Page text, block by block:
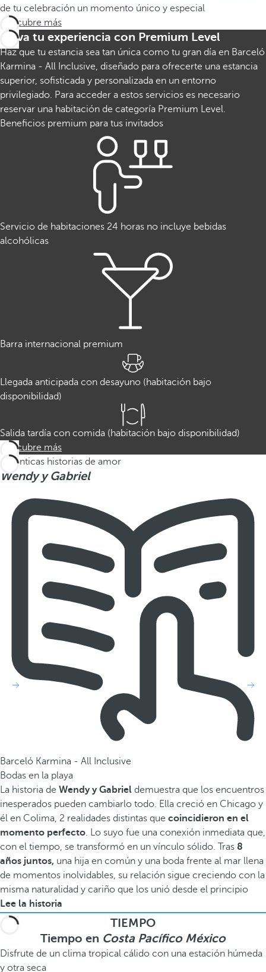
de tu celebración un momento único y especial
Descubre más
Eleva tu experiencia con Premium Level
Haz que tu estancia sea tan única como tu gran día en Barceló
Karmina - All Inclusive, diseñado para ofrecerte una estancia
superior, sofisticada y personalizada en un entorno
privilegiado. Para acceder a estos servicios es necesario
reservar una habitación de categoría Premium Level.
Beneficios premium para tus invitados
Servicio de habitaciones 24 horas no incluye bebidas
alcohólicas
Barra internacional premium
Llegada anticipada con desayuno (habitación bajo
disponibilidad)
Salida tardía con comida (habitación bajo disponibilidad)
Descubre más
Auténticas historias de amor
Wendy y Gabriel
Barceló Karmina - All Inclusive
Bodas en la playa
La historia de Wendy y Gabriel demuestra que los encuentros
inesperados pueden cambiarlo todo. Ella creció en Chicago y
él en Colima, 2 realidades distintas que coincidieron en el
momento perfecto. Lo suyo fue una conexión inmediata que,
con el tiempo, se transformó en un vínculo sólido. Tras 8
años juntos, una hija en común y una boda frente al mar llena
de momentos inolvidables, su relación sigue creciendo con la
misma naturalidad y cariño que los unió desde el principio
Lee la historia
TIEMPO
Tiempo en Costa Pacífico México
Disfrute de un clima tropical cálido con una estación húmeda
y otra seca